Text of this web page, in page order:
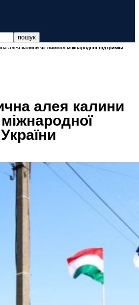
алея калини як символ міжнародної підтримки
алея калини